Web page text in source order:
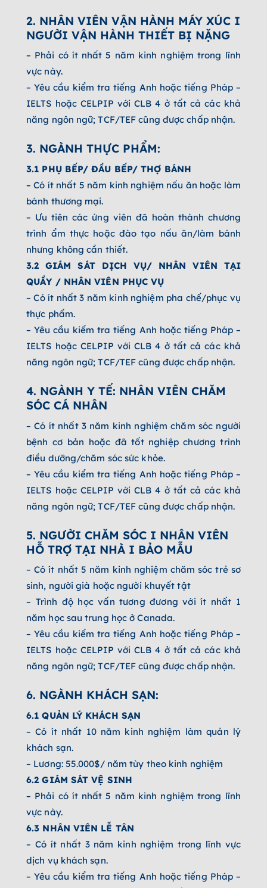
2. NHÂN VIÊN VẬN HÀNH MÁY XÚC I
NGƯỜI VẬN HÀNH THIẾT BỊ NẶNG
– Phải có ít nhất 5 năm kinh nghiệm trong lĩnh
vực này.
– Yêu cầu kiểm tra tiếng Anh hoặc tiếng Pháp –
IELTS hoặc CELPIP với CLB 4 ở tất cả các khả
năng ngôn ngữ; TCF/TEF cũng được chấp nhận.
3. NGÀNH THỰC PHẨM:
3.1 PHỤ BẾP/ ĐẦU BẾP/ THỢ BÁNH
– Có ít nhất 5 năm kinh nghiệm nấu ăn hoặc làm
bánh thương mại.
– Ưu tiên các ứng viên đã hoàn thành chương
trình ẩm thực hoặc đào tạo nấu ăn/làm bánh
nhưng không cần thiết.
3.2 GIÁM SÁT DỊCH VỤ/ NHÂN VIÊN TẠI
QUẦY / NHÂN VIÊN PHỤC VỤ
– Có ít nhất 3 năm kinh nghiệm pha chế/phục vụ
thực phẩm.
– Yêu cầu kiểm tra tiếng Anh hoặc tiếng Pháp –
IELTS hoặc CELPIP với CLB 4 ở tất cả các khả
năng ngôn ngữ; TCF/TEF cũng được chấp nhận.
4. NGÀNH Y TẾ: NHÂN VIÊN CHĂM
SÓC CÁ NHÂN
– Có ít nhất 3 năm kinh nghiệm chăm sóc người
bệnh cơ bản hoặc đã tốt nghiệp chương trình
điều dưỡng/chăm sóc sức khỏe.
– Yêu cầu kiểm tra tiếng Anh hoặc tiếng Pháp –
IELTS hoặc CELPIP với CLB 4 ở tất cả các khả
năng ngôn ngữ; TCF/TEF cũng được chấp nhận.
5. NGƯỜI CHĂM SÓC I NHÂN VIÊN
HỖ TRỢ TẠI NHÀ I BẢO MẪU
– Có ít nhất 5 năm kinh nghiệm chăm sóc trẻ sơ
sinh, người già hoặc người khuyết tật
– Trình độ học vấn tương đương với ít nhất 1
năm học sau trung học ở Canada.
– Yêu cầu kiểm tra tiếng Anh hoặc tiếng Pháp –
IELTS hoặc CELPIP với CLB 4 ở tất cả các khả
năng ngôn ngữ; TCF/TEF cũng được chấp nhận.
6. NGÀNH KHÁCH SẠN:
6.1 QUẢN LÝ KHÁCH SẠN
– Có ít nhất 10 năm kinh nghiệm làm quản lý
khách sạn.
– Lương: 55.000$/ năm tùy theo kinh nghiệm
6.2 GIÁM SÁT VỆ SINH
– Phải có ít nhất 5 năm kinh nghiệm trong lĩnh
vực này.
6.3 NHÂN VIÊN LỄ TÂN
– Có ít nhất 3 năm kinh nghiệm trong lĩnh vực
dịch vụ khách sạn.
– Yêu cầu kiểm tra tiếng Anh hoặc tiếng Pháp –